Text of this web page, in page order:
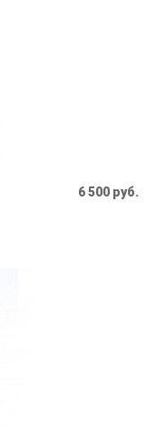
6 500 руб.